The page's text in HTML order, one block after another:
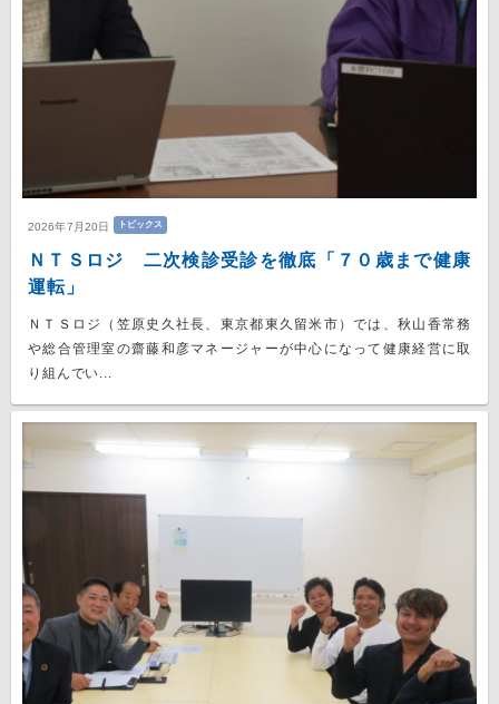
2026年7月20日 トピックス
ＮＴＳロジ 二次検診受診を徹底「７０歳まで健康
運転」
ＮＴＳロジ（笠原史久社長、東京都東久留米市）では、秋山香常務
や総合管理室の齋藤和彦マネージャーが中心になって健康経営に取
り組んでい...